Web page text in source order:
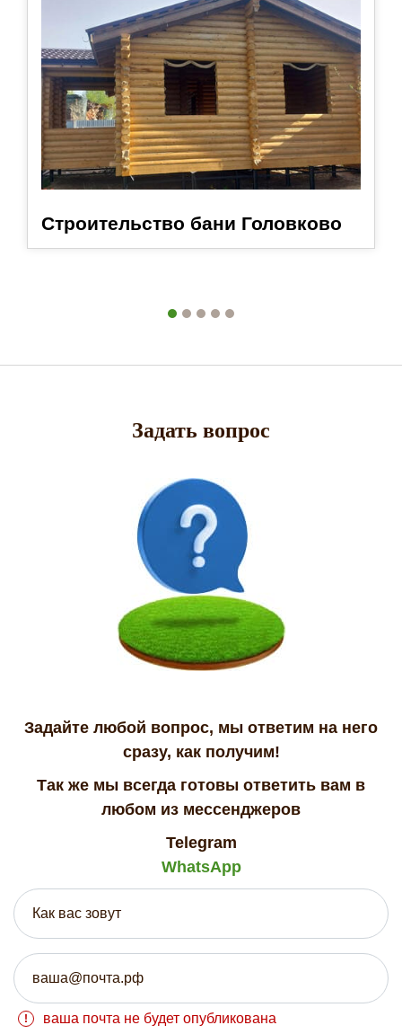
Строительство бани Головково
Задать вопрос
Задайте любой вопрос, мы ответим на него
сразу, как получим!
Так же мы всегда готовы ответить вам в
любом из мессенджеров
Telegram
WhatsApp
ваша почта не будет опубликована